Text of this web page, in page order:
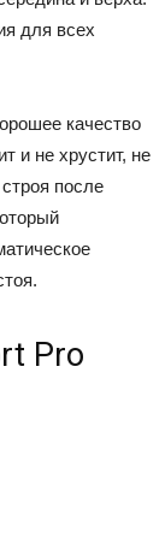
для всех
качество
и не хрустит, не
после
Pro